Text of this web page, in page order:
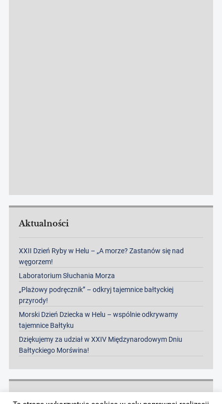
Aktualności
XXII Dzień Ryby w Helu – „A morze? Zastanów się nad
węgorzem!
Laboratorium Słuchania Morza
„Plażowy podręcznik” – odkryj tajemnice bałtyckiej
przyrody!
Morski Dzień Dziecka w Helu – wspólnie odkrywamy
tajemnice Bałtyku
Dziękujemy za udział w XXIV Międzynarodowym Dniu
Bałtyckiego Morświna!